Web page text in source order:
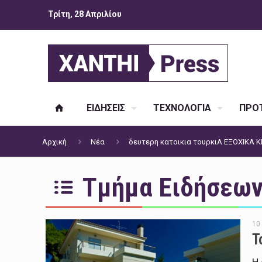
Τρίτη, 28 Απριλίου
ΕΙΔΗΣΕΙΣ ΤΕΧΝΟΛΟΓΙΑ
Αρχική Νέα δευτερη κατοικια τουρκιΑ
Τμήμα
10